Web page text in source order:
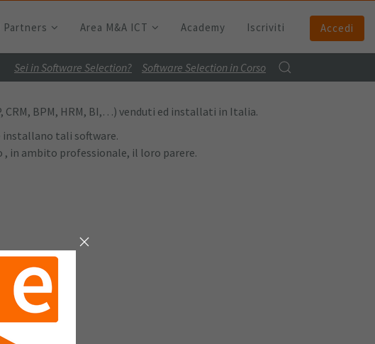
Partners Area M&A ICT Academy Iscriviti Accedi
Sei in Software Selection? Software Selection in Corso
CRM, BPM, HRM, BI,…) venduti ed installati in Italia.
tali software.
in ambito professionale, il loro parere.